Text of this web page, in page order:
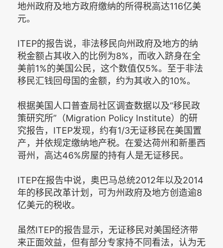
地州政府及地方政府缴纳的所得税高达116亿美
元。
ITEP的报告说，非法移民向州政府及地方的纳
税金额占其收入的比例为8%，而收入跻身在全
美前1%的美国公民，这个数值仅5%。至于非法
移民汇钱回母国的金额，约为其收入的10%。
根据美国人口普查局社区调查数据以及“移民政
策研究所”（Migration Policy Institute）的研
究报告，ITEP发现，约有1/3无证移民在美国置
产，并依规定缴纳地产税。在爱达荷州和新墨西
哥州，高达46%房屋的持有人是无证移民。
ITEP在报告中说，奥巴马总统2012年以及2014
年的移民改革计划，可为州政府及地方创造逾8
亿美元的税收。
虽然ITEP的报告显示，无证移民对美国经济带
来正面效益，但有部分专家持不同看法，认为无